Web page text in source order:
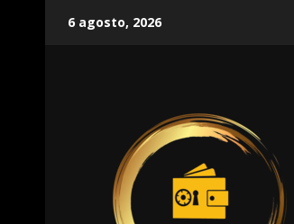
6 agosto, 2026